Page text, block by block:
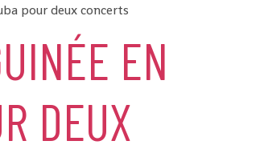
pour deux concerts
EN
DEUX